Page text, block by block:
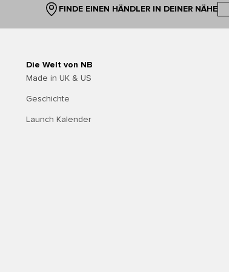
FINDE EINEN HÄNDLER IN DEINER NÄHE
Die Welt von NB
Made in UK & US
Geschichte
Launch Kalender